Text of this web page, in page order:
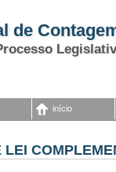
de
início
LEI